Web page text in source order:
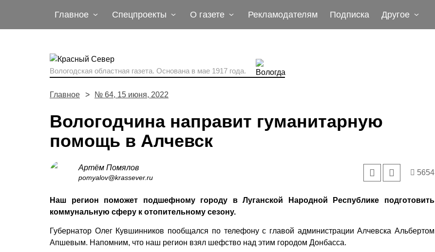
Главное Спецпроекты О газете Рекламодателям Подписка Другое
Вологодская областная газета. Основана в мае 1917 года.
Главное № 64, 15 июня, 2022
Вологодчина направит гуманитарную
помощь в Алчевск
Артём Помялов
pomyalov@krassever.ru
5654
Наш регион поможет подшефному городу в Луганской Народной Республике подготовить
коммунальную сферу к отопительному сезону.
Губернатор Олег Кувшинников пообщался по телефону с главой администрации Алчевска Альбертом
Апшевым. Напомним, что наш регион взял шефство над этим городом Донбасса.